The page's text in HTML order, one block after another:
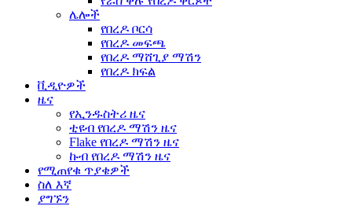
ሌሎች
የበረዶ ቦርሳ
የበረዶ መፍጫ
የበረዶ ማሸጊያ ማሽን
የበረዶ ክፍል
ቪዲዮዎች
ዜና
የኢንዱስትሪ ዜና
ቲዩብ የበረዶ ማሽን ዜና
Flake የበረዶ ማሽን ዜና
ኩብ የበረዶ ማሽን ዜና
የሚጠየቁ ጥያቄዎች
ስለ እኛ
ያግኙን